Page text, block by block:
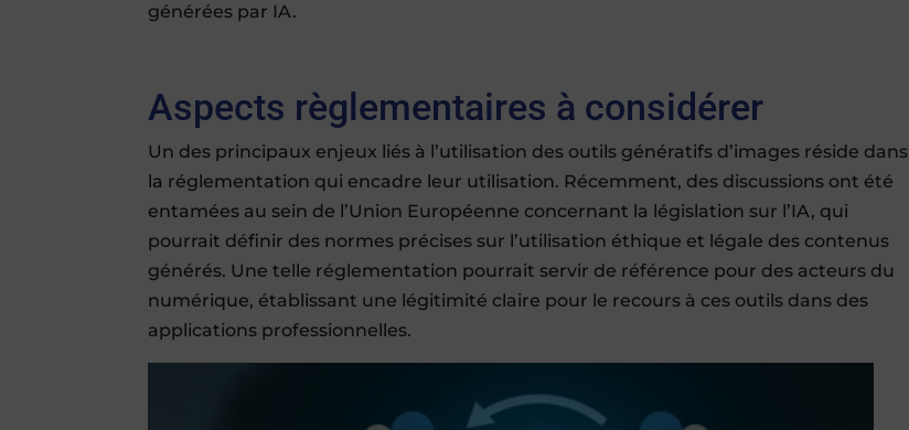
générées par IA.
Aspects règlementaires à considérer
Un des principaux enjeux liés à l’utilisation des outils génératifs d’images réside dans
la réglementation qui encadre leur utilisation. Récemment, des discussions ont été
entamées au sein de l’Union Européenne concernant la législation sur l’IA, qui
pourrait définir des normes précises sur l’utilisation éthique et légale des contenus
générés. Une telle réglementation pourrait servir de référence pour des acteurs du
numérique, établissant une légitimité claire pour le recours à ces outils dans des
applications professionnelles.